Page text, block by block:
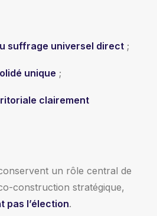
suffrage universel direct ;
unique ;
clairement
un rôle central de
construction stratégique,
pas l’élection.